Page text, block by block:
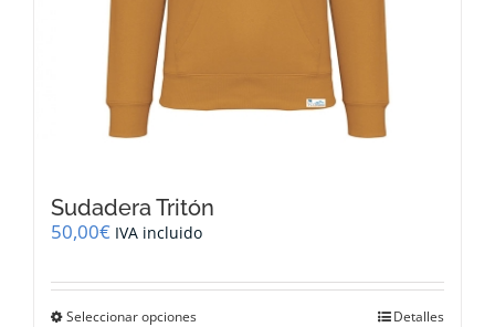
Sudadera Tritón
50,00€ IVA incluido
Seleccionar opciones Detalles